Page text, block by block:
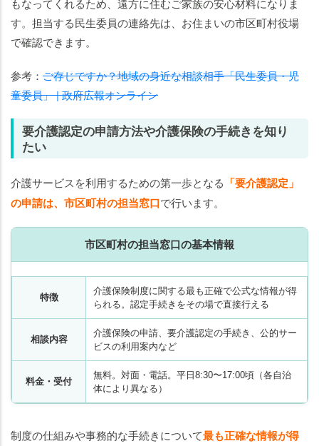
す。担当する民生委員の連絡先は、お住まいの市区町村役場
で確認できます。
参考： ご存じですか？地域の身近な相談相手「民生委員・児
童委員」 | 政府広報オンライン
要介護認定の申請方法や介護保険の手続きを知り
たい
介護サービスを利用するための第一歩となる 「要介護認定」
の申請は、市区町村の担当窓口で行います。
市区町村の担当窓口の基本情報
特徴
介護保険制度に関する最も正確で公式な情報が得
られる。認定手続きをその場で直接行える
相談内容
介護保険の申請、要介護認定の手続き、公的サー
ビスの利用案内など
料金・受付
無料。対面・電話。平日8:30〜17:00頃（各自治
体により異なる）
制度の仕組みや事務的な手続きについて最も正確な情報が得